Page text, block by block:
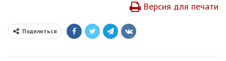
Версия для печати
Поделиться